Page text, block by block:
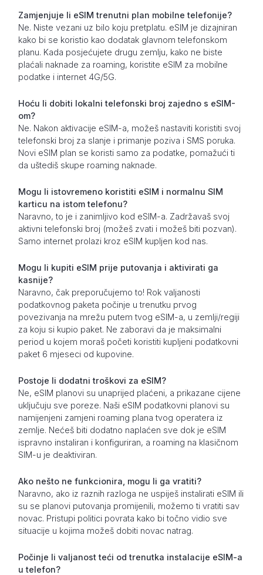
Zamjenjuje li eSIM trenutni plan mobilne telefonije?
Ne. Niste vezani uz bilo koju pretplatu. eSIM je dizajniran
kako bi se koristio kao dodatak glavnom telefonskom
planu. Kada posjećujete drugu zemlju, kako ne biste
plaćali naknade za roaming, koristite eSIM za mobilne
podatke i internet 4G/5G.
Hoću li dobiti lokalni telefonski broj zajedno s eSIM-
om?
Ne. Nakon aktivacije eSIM-a, možeš nastaviti koristiti svoj
telefonski broj za slanje i primanje poziva i SMS poruka.
Novi eSIM plan se koristi samo za podatke, pomažući ti
da uštediš skupe roaming naknade.
Mogu li istovremeno koristiti eSIM i normalnu SIM
karticu na istom telefonu?
Naravno, to je i zanimljivo kod eSIM-a. Zadržavaš svoj
aktivni telefonski broj (možeš zvati i možeš biti pozvan).
Samo internet prolazi kroz eSIM kupljen kod nas.
Mogu li kupiti eSIM prije putovanja i aktivirati ga
kasnije?
Naravno, čak preporučujemo to! Rok valjanosti
podatkovnog paketa počinje u trenutku prvog
povezivanja na mrežu putem tvog eSIM-a, u zemlji/regiji
za koju si kupio paket. Ne zaboravi da je maksimalni
period u kojem moraš početi koristiti kupljeni podatkovni
paket 6 mjeseci od kupovine.
Postoje li dodatni troškovi za eSIM?
Ne, eSIM planovi su unaprijed plaćeni, a prikazane cijene
uključuju sve poreze. Naši eSIM podatkovni planovi su
namijenjeni zamjeni roaming plana tvog operatera iz
zemlje. Nećeš biti dodatno naplaćen sve dok je eSIM
ispravno instaliran i konfiguriran, a roaming na klasičnom
SIM-u je deaktiviran.
Ako nešto ne funkcionira, mogu li ga vratiti?
Naravno, ako iz raznih razloga ne uspiješ instalirati eSIM ili
su se planovi putovanja promijenili, možemo ti vratiti sav
novac. Pristupi politici povrata kako bi točno vidio sve
situacije u kojima možeš dobiti novac natrag.
Počinje li valjanost teći od trenutka instalacije eSIM-a
u telefon?